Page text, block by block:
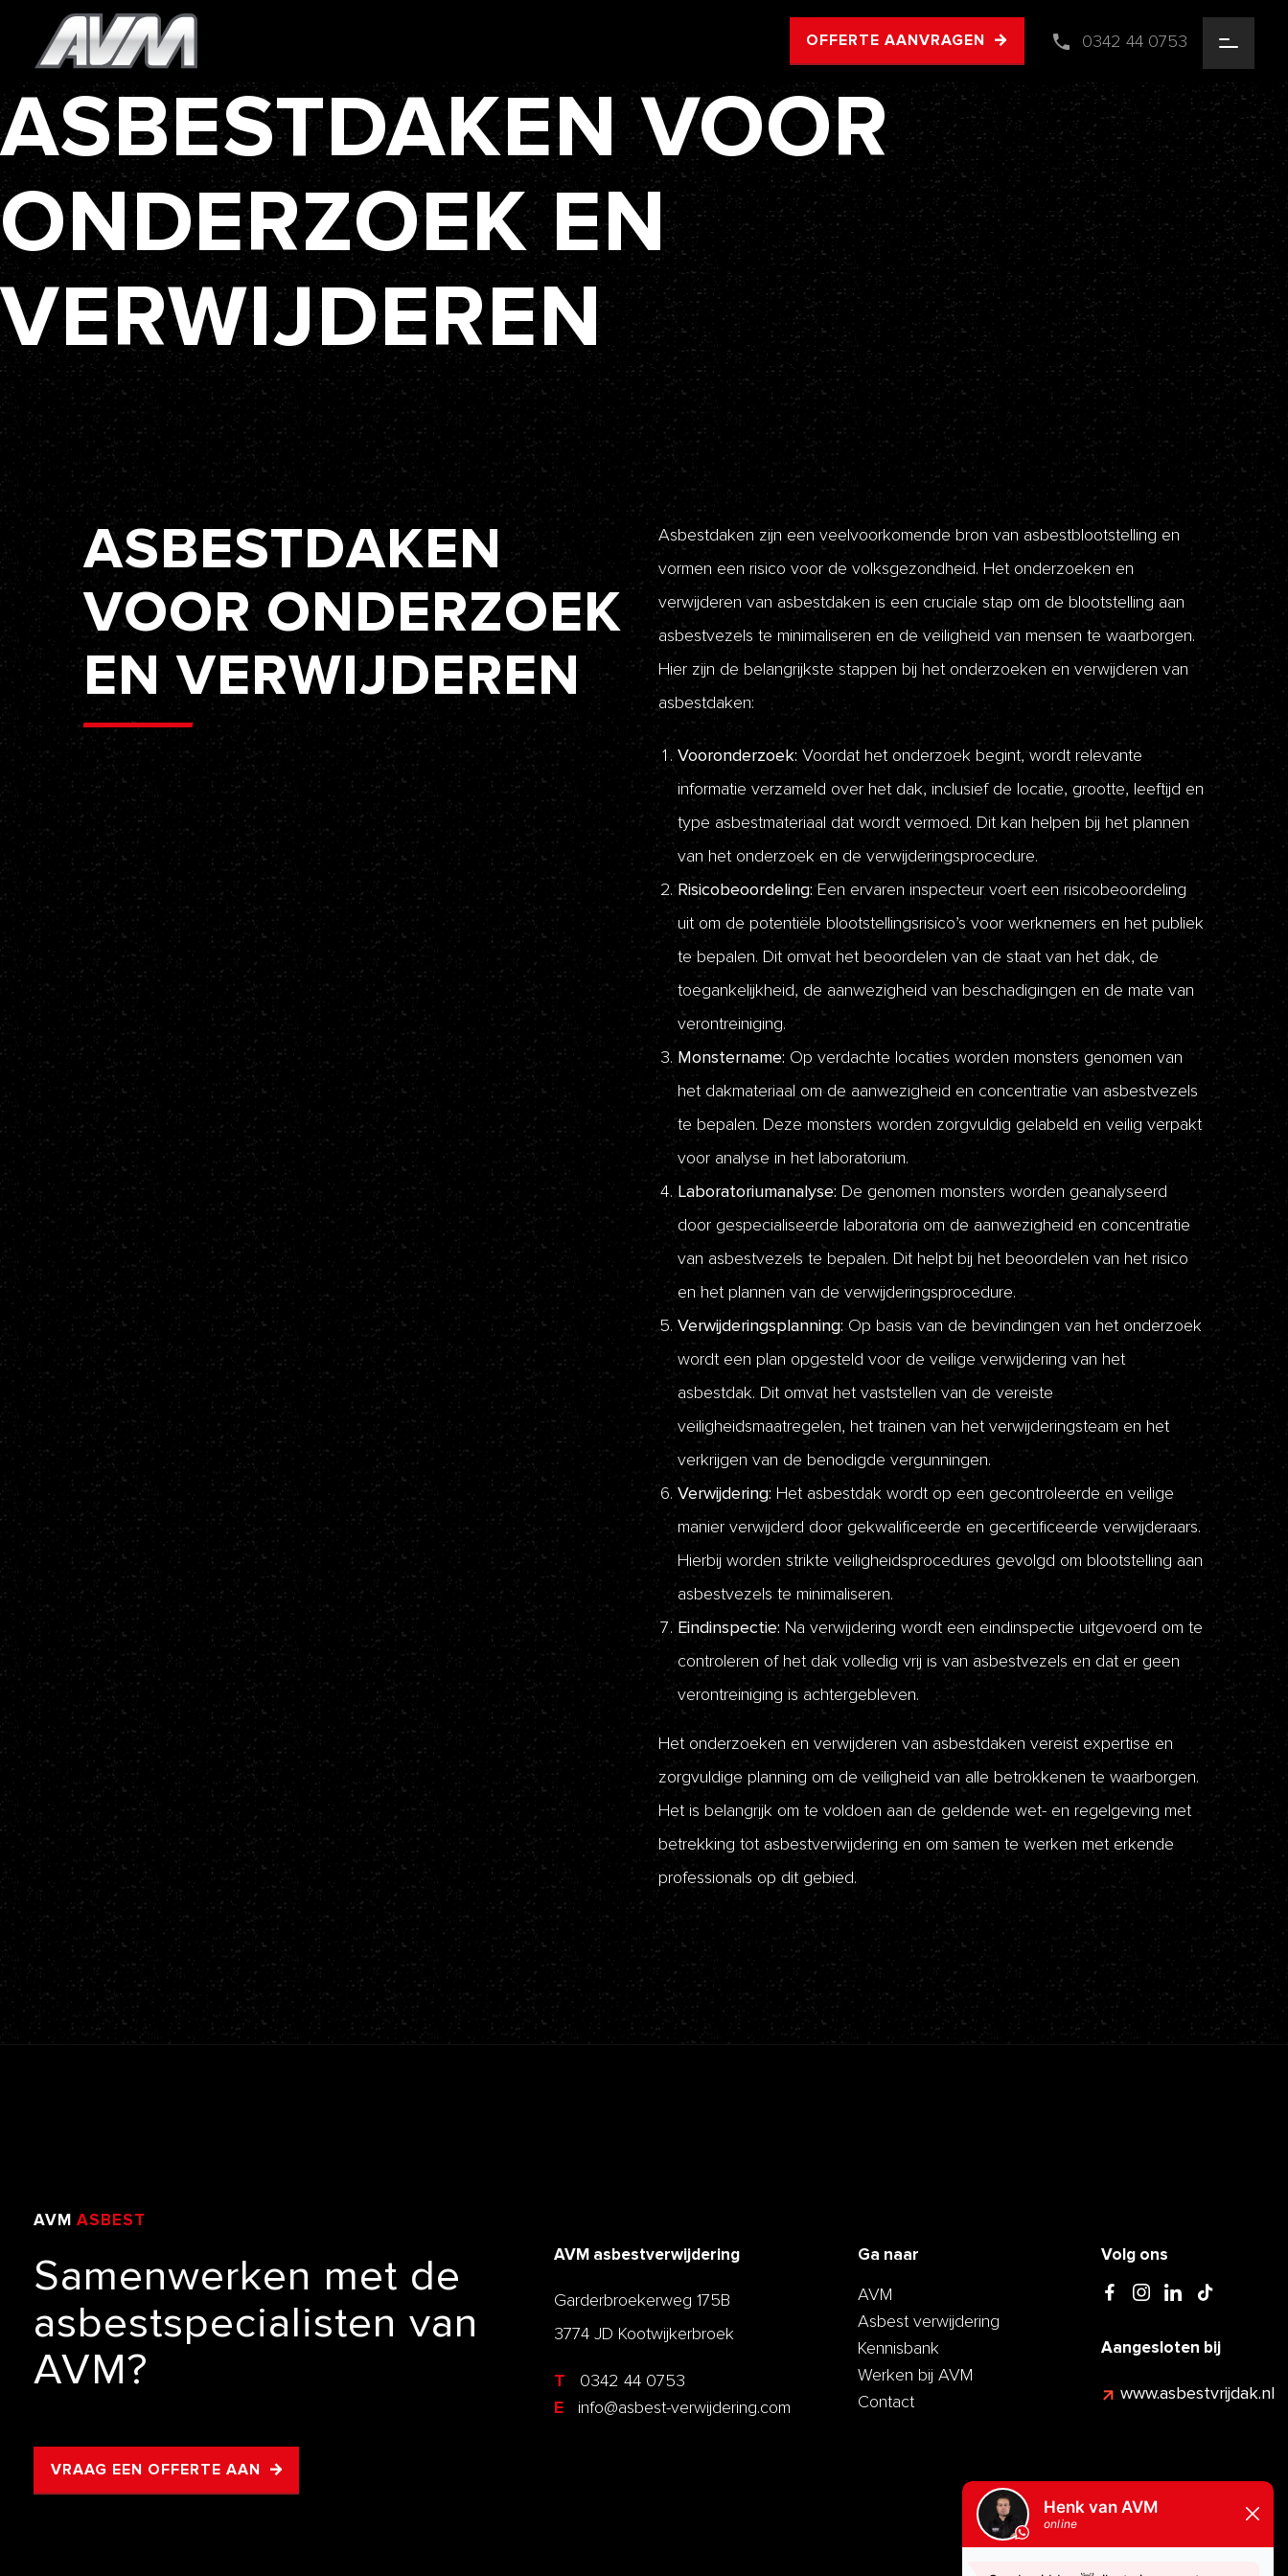
OFFERTE AANVRAGEN 0342 44 0753
ASBESTDAKEN VOOR
ONDERZOEK EN
VERWIJDEREN
ASBESTDAKEN
VOOR ONDERZOEK
EN VERWIJDEREN
Asbestdaken zijn een veelvoorkomende bron van asbestblootstelling en
vormen een risico voor de volksgezondheid. Het onderzoeken en
verwijderen van asbestdaken is een cruciale stap om de blootstelling aan
asbestvezels te minimaliseren en de veiligheid van mensen te waarborgen.
Hier zijn de belangrijkste stappen bij het onderzoeken en verwijderen van
asbestdaken:
Vooronderzoek: Voordat het onderzoek begint, wordt relevante
informatie verzameld over het dak, inclusief de locatie, grootte, leeftijd en
type asbestmateriaal dat wordt vermoed. Dit kan helpen bij het plannen
van het onderzoek en de verwijderingsprocedure.
Risicobeoordeling:Een ervaren inspecteur voert een risicobeoordeling
uit om de potentiële blootstellingsrisico’s voor werknemers en het publiek
te bepalen. Dit omvat het beoordelen van de staat van het dak, de
toegankelijkheid, de aanwezigheid van beschadigingen en de mate van
verontreiniging.
Monstername: Op verdachte locaties worden monsters genomen van
het dakmateriaal om de aanwezigheid en concentratie van asbestvezels
te bepalen. Deze monsters worden zorgvuldig gelabeld en veilig verpakt
voor analyse in het laboratorium.
Laboratoriumanalyse: De genomen monsters worden geanalyseerd
door gespecialiseerde laboratoria om de aanwezigheid en concentratie
van asbestvezels te bepalen. Dit helpt bij het beoordelen van het risico
en het plannen van de verwijderingsprocedure.
Verwijderingsplanning: Op basis van de bevindingen van het onderzoek
wordt een plan opgesteld voor de veilige verwijdering van het
asbestdak. Dit omvat het vaststellen van de vereiste
veiligheidsmaatregelen, het trainen van het verwijderingsteam en het
verkrijgen van de benodigde vergunningen.
Verwijdering: Het asbestdak wordt op een gecontroleerde en veilige
manier verwijderd door gekwalificeerde en gecertificeerde verwijderaars.
Hierbij worden strikte veiligheidsprocedures gevolgd om blootstelling aan
asbestvezels te minimaliseren.
Eindinspectie: Na verwijdering wordt een eindinspectie uitgevoerd om te
controleren of het dak volledig vrij is van asbestvezels en dat er geen
verontreiniging is achtergebleven.
Het onderzoeken en verwijderen van asbestdaken vereist expertise en
zorgvuldige planning om de veiligheid van alle betrokkenen te waarborgen.
Het is belangrijk om te voldoen aan de geldende wet- en regelgeving met
betrekking tot asbestverwijdering en om samen te werken met erkende
professionals op dit gebied.
AVM ASBEST
Samenwerken met de
asbestspecialisten van
AVM?
VRAAG EEN OFFERTE AAN
AVM asbestverwijdering
Garderbroekerweg 175B
3774 JD Kootwijkerbroek
T
0342 44 0753
E
info@asbest-verwijdering.com
Ga naar
AVM
Asbest verwijdering
Kennisbank
Werken bij AVM
Contact
Volg ons
Aangesloten bij
www.asbestvrijdak.nl